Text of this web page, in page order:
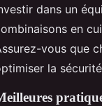
dans un
en
vous que
la